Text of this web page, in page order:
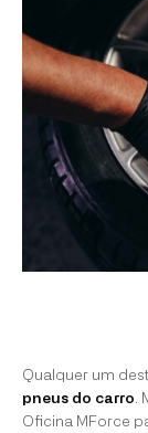
Qualquer um
pneus do carro.
Oficina MForce